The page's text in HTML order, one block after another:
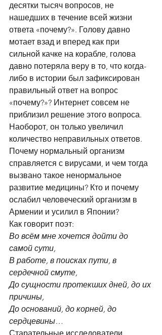
десятки тысяч вопросов, не
нашедших в течение всей жизни
ответа «почему?». Голову давно
мотает взад и вперед как при
сильной качке на корабле, голова
давно потеряла веру в то, что когда-
либо в истории был зафиксирован
правильный ответ на вопрос
«почему?»? Интернет совсем не
приблизил решение этого вопроса.
Наоборот, он только увеличил
количество неправильных ответов.
Почему нормальный организм
справляется с вирусами, и чем тогда
вызвано такое ненормальное
развитие медицины? Кто и почему
ослабил человеческий организм в
Армении и усилил в Японии?
Как говорит поэт:
Во всём мне хочется дойти до
самой сути,
В работе, в поисках пути, в
сердечной смуте,
До сущности протекших дней, до их
причины,
До оснований, до корней, до
сердцевины…